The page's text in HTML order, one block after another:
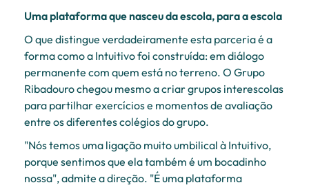
Uma plataforma que nasceu da escola, para a escola
O que distingue verdadeiramente esta parceria é a
forma como a Intuitivo foi construída: em diálogo
permanente com quem está no terreno. O Grupo
Ribadouro chegou mesmo a criar grupos interescolas
para partilhar exercícios e momentos de avaliação
entre os diferentes colégios do grupo.
"Nós temos uma ligação muito umbilical à Intuitivo,
porque sentimos que ela também é um bocadinho
nossa", admite a direção. "É uma plataforma